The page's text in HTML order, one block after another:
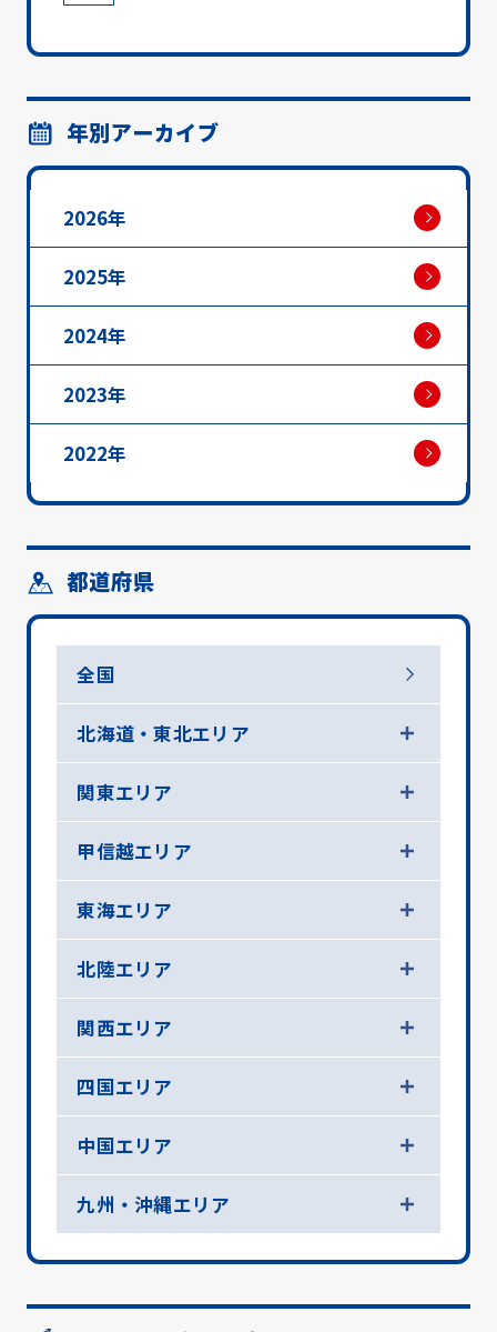
年別アーカイブ
2026年
2025年
2024年
2023年
2022年
都道府県
全国
北海道・東北エリア
関東エリア
甲信越エリア
東海エリア
北陸エリア
関西エリア
四国エリア
中国エリア
九州・沖縄エリア